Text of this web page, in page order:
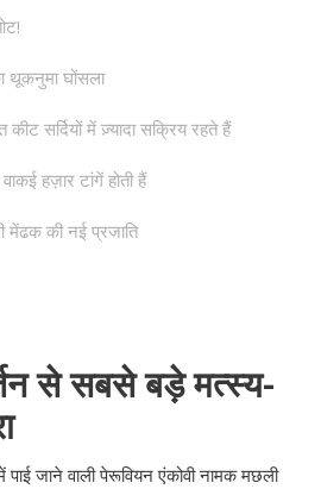
थूकनुमा घोंसला
कीट सर्दियों में ज़्यादा सक्रिय रहते हैं
हज़ार टांगें होती हैं
मेंढक की नई प्रजाति
से सबसे बड़े मत्स्य-
में पाई जाने वाली पेरूवियन एंकोवी नामक मछली